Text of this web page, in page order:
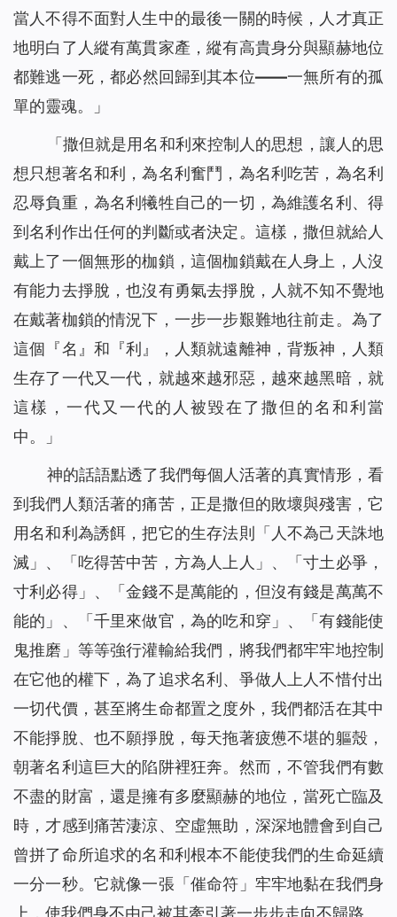
當人不得不面對人生中的最後一關的時候，人才真正
地明白了人縱有萬貫家產，縱有高貴身分與顯赫地位
都難逃一死，都必然回歸到其本位——一無所有的孤
單的靈魂。
」
「撒但就是用名和利來控制人的思想，讓人的思
想只想著名和利，為名利奮鬥，為名利吃苦，為名利
忍辱負重，為名利犧牲自己的一切，為維護名利、得
到名利作出任何的判斷或者決定。這樣，撒但就給人
戴上了一個無形的枷鎖，這個枷鎖戴在人身上，人沒
有能力去掙脫，也沒有勇氣去掙脫，人就不知不覺地
在戴著枷鎖的情況下，一步一步艱難地往前走。為了
這個『名』和『利』，人類就遠離神，背叛神，人類
生存了一代又一代，就越來越邪惡，越來越黑暗，就
這樣，一代又一代的人被毀在了撒但的名和利當
中。
」
神的話語點透了我們每個人活著的真實情形，看
到我們人類活著的痛苦，正是撒但的敗壞與殘害，它
用名和利為誘餌，把它的生存法則「人不為己天誅地
滅」、「吃得苦中苦，方為人上人」、「寸土必爭，
寸利必得」、「金錢不是萬能的，但沒有錢是萬萬不
能的」、「千里來做官，為的吃和穿」、「有錢能使
鬼推磨」等等強行灌輸給我們，將我們都牢牢地控制
在它他的權下，為了追求名利、爭做人上人不惜付出
一切代價，甚至將生命都置之度外，我們都活在其中
不能掙脫、也不願掙脫，每天拖著疲憊不堪的軀殼，
朝著名利這巨大的陷阱裡狂奔。然而，不管我們有數
不盡的財富，還是擁有多麼顯赫的地位，當死亡臨及
時，才感到痛苦淒涼、空虛無助，深深地體會到自己
曾拼了命所追求的名和利根本不能使我們的生命延續
一分一秒。它就像一張「催命符」牢牢地黏在我們身
上，使我們身不由己被其牽引著一步步走向不歸路。